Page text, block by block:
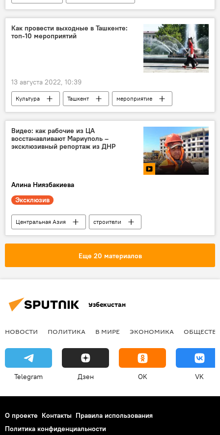
Узбекистан
Ташкент
Узгидромет
Как провести выходные в Ташкенте:
топ-10 мероприятий
13 августа 2022, 10:39
Культура Ташкент мероприятие
Видео: как рабочие из ЦА
восстанавливают Мариуполь –
эксклюзивный репортаж из ДНР
Алина Ниязбакиева
Эксклюзив
Центральная Азия
строители
Донбасс: путь к новой жизни
Еще 20 материалов
Узбекистан
НОВОСТИ ПОЛИТИКА В МИРЕ ЭКОНОМИКА
Telegram Дзен OK VK
О проекте Контакты Правила использования
Политика конфиденциальности